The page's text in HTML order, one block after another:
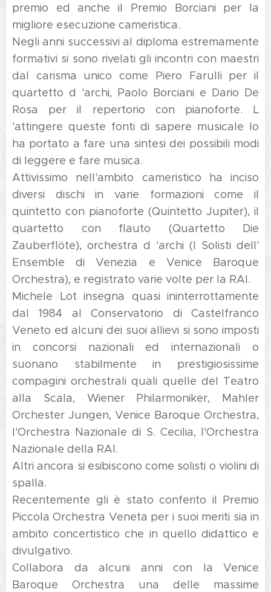
premio ed anche il Premio Borciani per la
migliore esecuzione cameristica.
Negli anni successivi al diploma estremamente
formativi si sono rivelati gli incontri con maestri
dal carisma unico come Piero Farulli per il
quartetto d 'archi, Paolo Borciani e Dario De
Rosa per il repertorio con pianoforte. L
'attingere queste fonti di sapere musicale lo
ha portato a fare una sintesi dei possibili modi
di leggere e fare musica.
Attivissimo nell'ambito cameristico ha inciso
diversi dischi in varie formazioni come il
quintetto con pianoforte (Quintetto Jupiter), il
quartetto con flauto (Quartetto Die
Zauberflöte), orchestra d 'archi (I Solisti dell'
Ensemble di Venezia e Venice Baroque
Orchestra), e registrato varie volte per la RAI.
Michele Lot insegna quasi ininterrottamente
dal 1984 al Conservatorio di Castelfranco
Veneto ed alcuni dei suoi allievi si sono imposti
in concorsi nazionali ed internazionali o
suonano stabilmente in prestigiosissime
compagini orchestrali quali quelle del Teatro
alla Scala, Wiener Philarmoniker, Mahler
Orchester Jungen, Venice Baroque Orchestra,
l'Orchestra Nazionale di S. Cecilia, l'Orchestra
Nazionale della RAI.
Altri ancora si esibiscono come solisti o violini di
spalla.
Recentemente gli è stato conferito il Premio
Piccola Orchestra Veneta per i suoi meriti sia in
ambito concertistico che in quello didattico e
divulgativo.
Collabora da alcuni anni con la Venice
Baroque Orchestra una delle massime